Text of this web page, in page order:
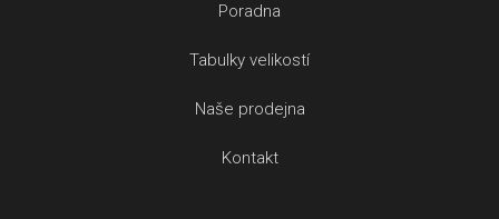
Poradna
Tabulky velikostí
Naše prodejna
Kontakt